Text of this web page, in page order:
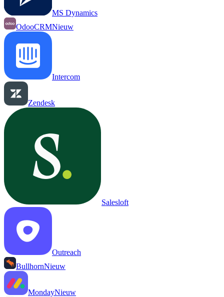
MS Dynamics
OdooCRMNieuw
Intercom
Zendesk
Salesloft
Outreach
BullhornNieuw
MondayNieuw